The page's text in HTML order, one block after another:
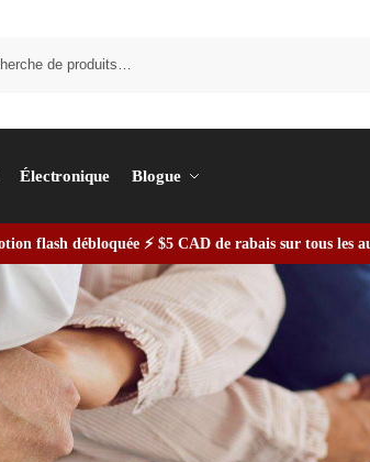
Électronique Blogue
flash débloquée ⚡ $5 CAD de rabais sur tous les